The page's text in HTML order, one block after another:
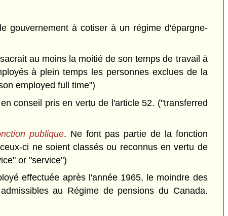
gouvernement à cotiser à un régime d'épargne-
au moins la moitié de son temps de travail à
à plein temps les personnes exclues de la
employed full time")
conseil pris en vertu de l'article 52. ("transferred
publique. Ne font pas partie de la fonction
ci ne soient classés ou reconnus en vertu de
or "service")
effectuée après l'année 1965, le moindre des
au Régime de pensions du Canada.